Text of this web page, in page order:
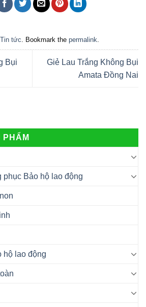
Tin tức . Bookmark the permalink
Bụi
Giẻ Lau Trắng Không Bụi
Amata Đồng Nai
PHẨM
phục Bảo hộ lao động
hộ lao động